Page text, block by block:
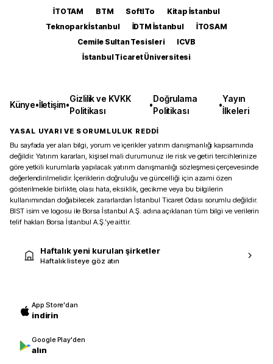
İTOTAM BTM SoftITo
Kitap İstanbul
Teknopark İstanbul
İDTM İstanbul
İTOSAM
Cemile Sultan Tesisleri
ICVB
İstanbul Ticaret Üniversitesi
Künye•İletişim•
Gizlilik ve KVKK
Politikası
•
Doğrulama
Politikası
•
Yayın
İlkeleri
YASAL UYARI VE SORUMLULUK REDDİ
Bu sayfada yer alan bilgi, yorum ve içerikler yatırım danışmanlığı kapsamında
değildir. Yatırım kararları, kişisel mali durumunuz ile risk ve getiri tercihlerinize
göre yetkili kurumlarla yapılacak yatırım danışmanlığı sözleşmesi çerçevesinde
değerlendirilmelidir. İçeriklerin doğruluğu ve güncelliği için azami özen
gösterilmekle birlikte, olası hata, eksiklik, gecikme veya bu bilgilerin
kullanımından doğabilecek zararlardan İstanbul Ticaret Odası sorumlu değildir.
BIST isim ve logosu ile Borsa İstanbul A.Ş. adına açıklanan tüm bilgi ve verilerin
telif hakları Borsa İstanbul A.Ş.’ye aittir.
Haftalık yeni kurulan şirketler
Haftalık listeye göz atın
App Store'dan
indirin
Google Play'den
alın